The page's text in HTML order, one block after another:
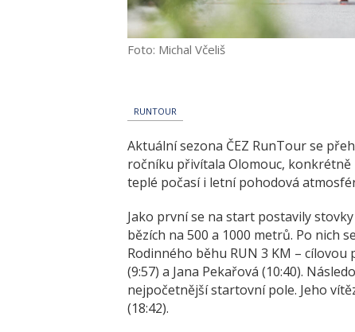
Foto: Michal Včeliš
RUNTOUR
Aktuální sezona ČEZ RunTour se
ročníku přivítala Olomouc, konkrétně
teplé počasí i letní pohodová
Jako první se na start postavily
bězích na 500 a 1000 metrů. Po nich
Rodinného běhu RUN 3 KM –
(9:57) a Jana Pekařová (10:40).
nejpočetnější startovní pole. Jeho
(18:42).